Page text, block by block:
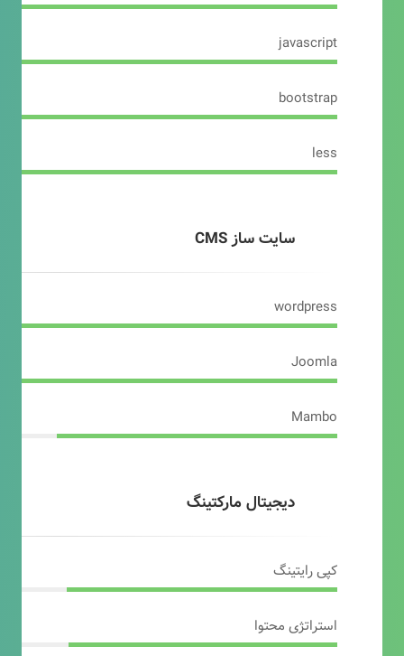
javascript
bootstrap
less
سایت ساز CMS
wordpress
Joomla
Mambo
دیجیتال مارکتینگ
کپی رایتینگ
استراتژی محتوا